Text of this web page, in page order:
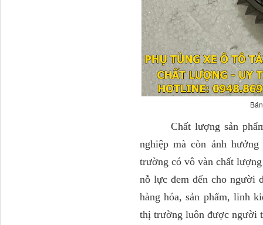
Chất lượng sản phẩm
nghiệp mà còn ảnh
trường có vô vàn chất
nỗ lực đem đến cho người
hàng hóa, sản phẩm, linh
thị trường luôn được người